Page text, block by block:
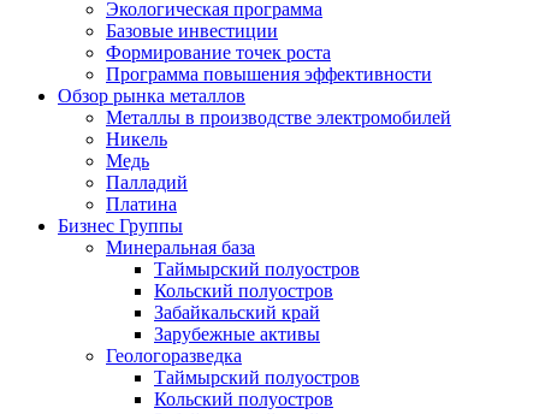
Экологическая программа
Базовые инвестиции
Формирование точек роста
Программа повышения эффективности
Обзор рынка металлов
Металлы в производстве электромобилей
Никель
Медь
Палладий
Платина
Бизнес Группы
Минеральная база
Таймырский полуостров
Кольский полуостров
Забайкальский край
Зарубежные активы
Геологоразведка
Таймырский полуостров
Кольский полуостров